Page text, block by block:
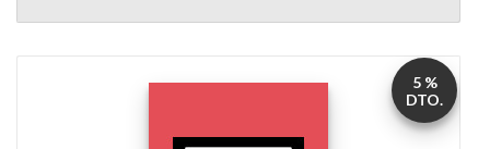
5 %
DTO.